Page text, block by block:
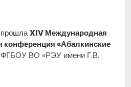
прошлаXIV Международная
конференция «Абалкинские
ФГБОУ ВО «РЭУ имени Г.В.